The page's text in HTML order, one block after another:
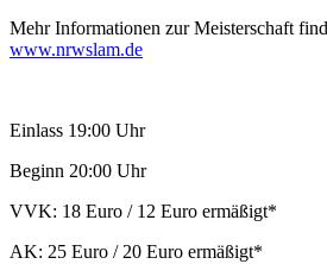
Mehr Informationen zur Meisterschaft
www.nrwslam.de
Einlass 19:00 Uhr
Beginn 20:00 Uhr
VVK: 18 Euro / 12 Euro ermäßigt*
AK: 25 Euro / 20 Euro ermäßigt*